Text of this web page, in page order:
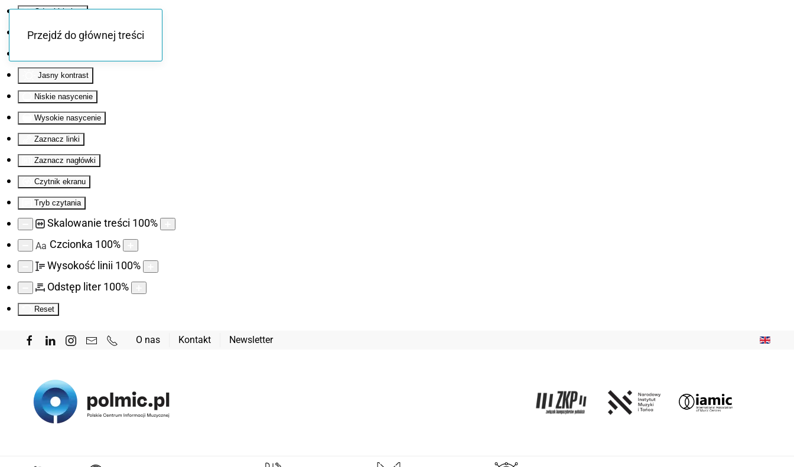
Odwróć kolory
Monochromatyczny
Jasny kontrast
Niskie nasycenie
Wysokie nasycenie
Zaznacz linki
Zaznacz nagłówki
Czytnik ekranu
Tryb czytania
Skalowanie treści 100%
Aa Czcionka 100%
Wysokość linii 100%
Odstęp liter 100%
Reset
Przejdź do głównej treści
O nas Kontakt Newsletter